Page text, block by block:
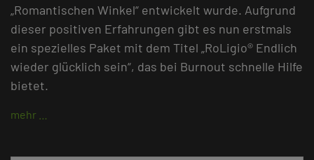
„Romantischen Winkel“ entwickelt wurde. Aufgrund
dieser positiven Erfahrungen gibt es nun erstmals
ein spezielles Paket mit dem Titel „RoLigio® Endlich
wieder glücklich sein“, das bei Burnout schnelle Hilfe
bietet.
mehr …